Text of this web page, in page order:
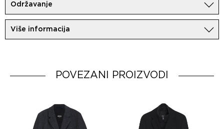
Održavanje
Peglanje na niskoj temperaturi.
Više informacija
POVEZANI PROIZVODI